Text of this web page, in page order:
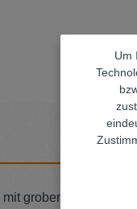
groben Borsten,
Um